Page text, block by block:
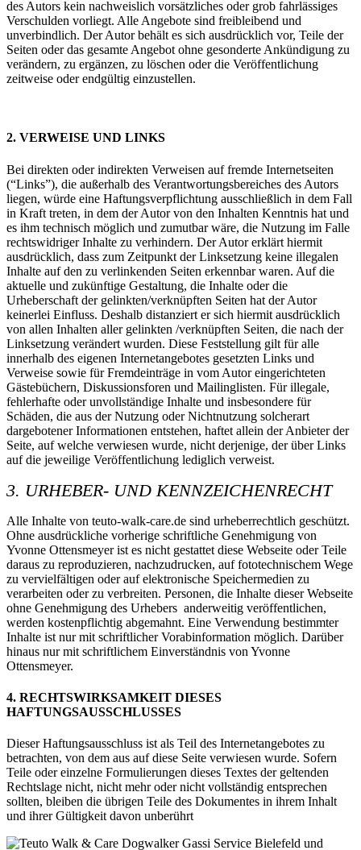
des Autors kein nachweislich vorsätzliches oder grob fahrlässiges
Verschulden vorliegt. Alle Angebote sind freibleibend und
unverbindlich. Der Autor behält es sich ausdrücklich vor, Teile der
Seiten oder das gesamte Angebot ohne gesonderte Ankündigung zu
verändern, zu ergänzen, zu löschen oder die Veröffentlichung
zeitweise oder endgültig einzustellen.
2. VERWEISE UND LINKS
Bei direkten oder indirekten Verweisen auf fremde Internetseiten
(“Links”), die außerhalb des Verantwortungsbereiches des Autors
liegen, würde eine Haftungsverpflichtung ausschließlich in dem Fall
in Kraft treten, in dem der Autor von den Inhalten Kenntnis hat und
es ihm technisch möglich und zumutbar wäre, die Nutzung im Falle
rechtswidriger Inhalte zu verhindern. Der Autor erklärt hiermit
ausdrücklich, dass zum Zeitpunkt der Linksetzung keine illegalen
Inhalte auf den zu verlinkenden Seiten erkennbar waren. Auf die
aktuelle und zukünftige Gestaltung, die Inhalte oder die
Urheberschaft der gelinkten/verknüpften Seiten hat der Autor
keinerlei Einfluss. Deshalb distanziert er sich hiermit ausdrücklich
von allen Inhalten aller gelinkten /verknüpften Seiten, die nach der
Linksetzung verändert wurden. Diese Feststellung gilt für alle
innerhalb des eigenen Internetangebotes gesetzten Links und
Verweise sowie für Fremdeinträge in vom Autor eingerichteten
Gästebüchern, Diskussionsforen und Mailinglisten. Für illegale,
fehlerhafte oder unvollständige Inhalte und insbesondere für
Schäden, die aus der Nutzung oder Nichtnutzung solcherart
dargebotener Informationen entstehen, haftet allein der Anbieter der
Seite, auf welche verwiesen wurde, nicht derjenige, der über Links
auf die jeweilige Veröffentlichung lediglich verweist.
3. URHEBER- UND KENNZEICHENRECHT
Alle Inhalte von teuto-walk-care.de sind urheberrechtlich geschützt.
Ohne ausdrückliche vorherige schriftliche Genehmigung von
Yvonne Ottensmeyer ist es nicht gestattet diese Webseite oder Teile
daraus zu reproduzieren, nachzudrucken, auf fototechnischem Wege
zu vervielfältigen oder auf elektronische Speichermedien zu
verarbeiten oder zu verbreiten. Personen, die Inhalte dieser Webseite
ohne Genehmigung des Urhebers anderweitig veröffentlichen,
werden kostenpflichtig abgemahnt. Eine Verwendung bestimmter
Inhalte ist nur mit schriftlicher Vorabinformation möglich. Darüber
hinaus nur mit schriftlichem Einverständnis von Yvonne
Ottensmeyer.
4. RECHTSWIRKSAMKEIT DIESES
HAFTUNGSAUSSCHLUSSES
Dieser Haftungsausschluss ist als Teil des Internetangebotes zu
betrachten, von dem aus auf diese Seite verwiesen wurde. Sofern
Teile oder einzelne Formulierungen dieses Textes der geltenden
Rechtslage nicht, nicht mehr oder nicht vollständig entsprechen
sollten, bleiben die übrigen Teile des Dokumentes in ihrem Inhalt
und ihrer Gültigkeit davon unberührt